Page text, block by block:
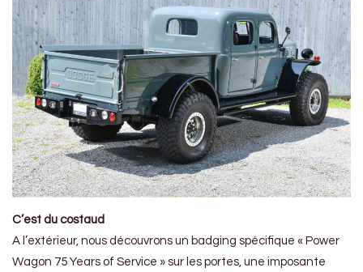
C’est du costaud
A l’extérieur, nous découvrons un badging spécifique « Power
Wagon 75 Years of Service » sur les portes, une imposante